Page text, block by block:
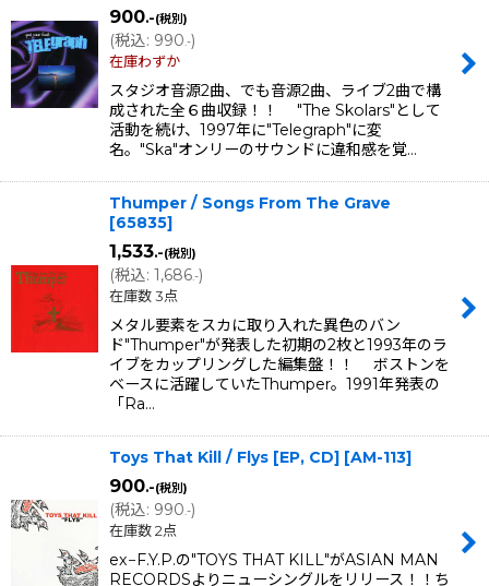
900.-(税別)
(税込: 990.-)
在庫わずか
スタジオ音源2曲、でも音源2曲、ライブ2曲で構
成された全６曲収録！！ "The Skolars"として
活動を続け、1997年に"Telegraph"に変
名。"Ska"オンリーのサウンドに違和感を覚…
Thumper / Songs From The Grave
[65835]
1,533.-(税別)
(税込: 1,686.-)
在庫数 3点
メタル要素をスカに取り入れた異色のバン
ド"Thumper"が発表した初期の2枚と1993年のラ
イブをカップリングした編集盤！！ ボストンを
ベースに活躍していたThumper。1991年発表の
「Ra…
Toys That Kill / Flys [EP, CD] [AM-113]
900.-(税別)
(税込: 990.-)
在庫数 2点
ex−F.Y.P.の"TOYS THAT KILL"がASIAN MAN
RECORDSよりニューシングルをリリース！！ち